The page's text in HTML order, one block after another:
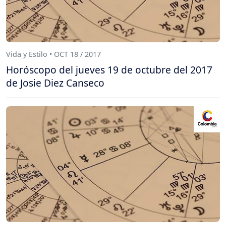
Vida y Estilo • OCT 18 / 2017
Horóscopo del jueves 19 de octubre del 2017
de Josie Diez Canseco